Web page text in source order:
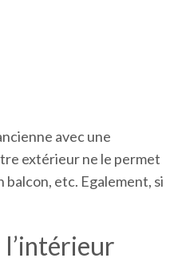
avec une
extérieur ne le permet
balcon, etc. Egalement, si
l’intérieur